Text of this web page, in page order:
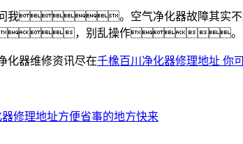
。空气净化器故障其实
，别乱操作。
化器维修资讯尽在千橡百川净化器修理地址 你
修理地址方便省事的地方快来